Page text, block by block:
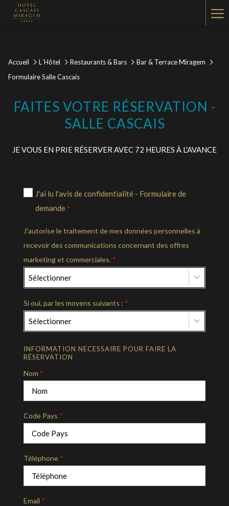
Accueil L´Hôtel Restaurants & Bars
Bar & Terrace Miragem
Formulaire Salle Cascais
FAITES VOTRE RÉSERVATION -
SALLE CASCAIS
JE VOUS EN PRIE RÉSERVER AVEC 72 HEURES À L'AVANCE
J'ai lu l'avis de confidentialité - Formulaire de
demande *
J'autorise le traitement de mes données personnelles à
recevoir des communications concernant des offres
marketing et commerciales. *
Sélectionner
Si oui, par les moyens suivants : *
Sélectionner
INFORMATION NECESSAIRE POUR FAIRE LA
RÉSERVATION
Nom *
Code Pays *
Téléphone *
Email *